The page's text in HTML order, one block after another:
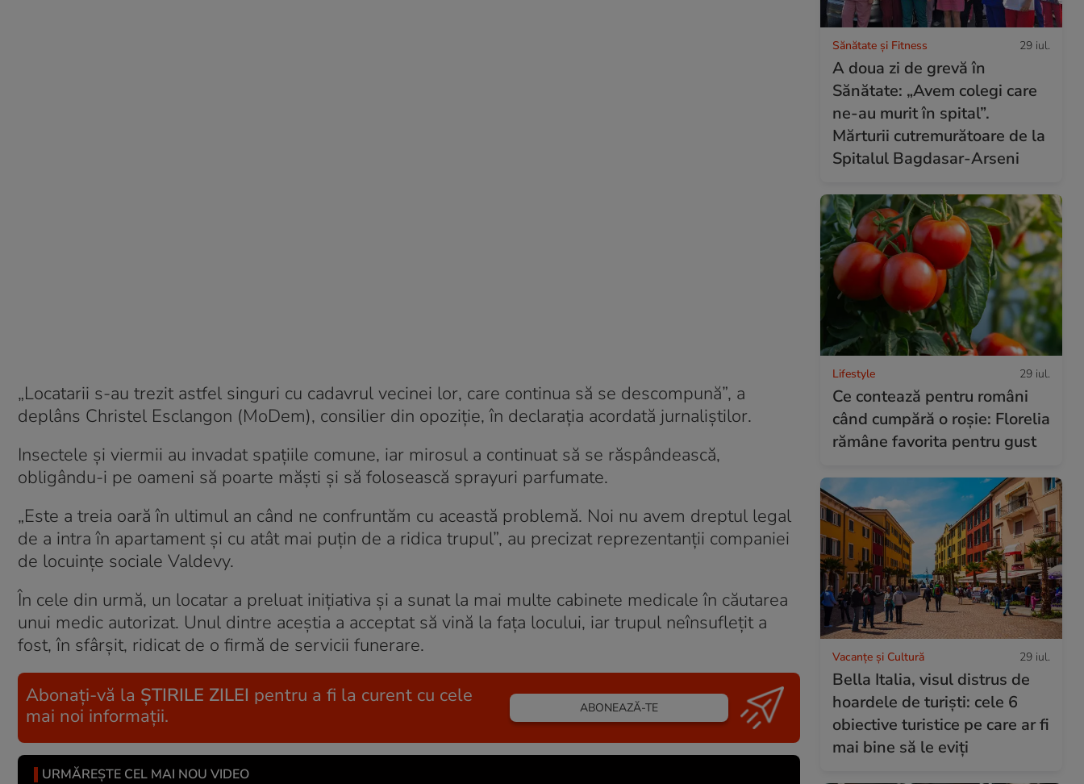
„Locatarii s-au trezit astfel singuri cu cadavrul vecinei lor, care continua să se descompună”, a
deplâns Christel Esclangon (MoDem), consilier din opoziție, în declarația acordată jurnaliștilor.
Insectele și viermii au invadat spațiile comune, iar mirosul a continuat să se răspândească,
obligându-i pe oameni să poarte măști și să folosească sprayuri parfumate.
„Este a treia oară în ultimul an când ne confruntăm cu această problemă. Noi nu avem dreptul legal
de a intra în apartament și cu atât mai puțin de a ridica trupul”, au precizat reprezentanții companiei
de locuințe sociale Valdevy.
În cele din urmă, un locatar a preluat inițiativa și a sunat la mai multe cabinete medicale în căutarea
unui medic autorizat. Unul dintre aceștia a acceptat să vină la fața locului, iar trupul neînsuflețit a
fost, în sfârșit, ridicat de o firmă de servicii funerare.
Abonați-vă la ȘTIRILE ZILEI pentru a fi la curent cu cele
mai noi informații.
ABONEAZĂ-TE
URMĂREȘTE CEL MAI NOU VIDEO
Sănătate și Fitness 29 iul.
A doua zi de grevă în
Sănătate: „Avem colegi care
ne-au murit în spital”.
Mărturii cutremurătoare de la
Spitalul Bagdasar-Arseni
Lifestyle 29 iul.
Ce contează pentru români
când cumpără o roșie: Florelia
rămâne favorita pentru gust
Vacanțe și Cultură 29 iul.
Bella Italia, visul distrus de
hoardele de turiști: cele 6
obiective turistice pe care ar fi
mai bine să le eviți